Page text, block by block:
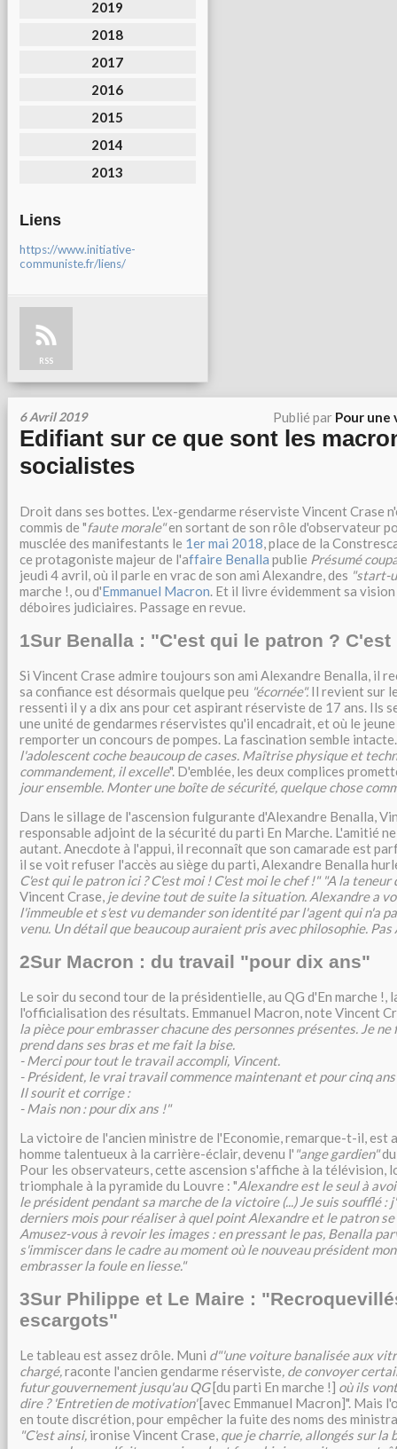
2019
2018
2017
2016
2015
2014
2013
Liens
https://www.initiative-
communiste.fr/liens/
RSS
6 Avril 2019 Publié par Pour une
Edifiant sur ce que sont les
socialistes
Droit dans ses bottes. L'ex-gendarme réserviste Vincent Crase
commis de "faute morale"en sortant de son rôle d'observateur
musclée des manifestants le 1er mai 2018, place de la
ce protagoniste majeur de l'affaire Benalla publie Présumé
jeudi 4 avril, où il parle en vrac de son ami Alexandre, des "start-
marche !, ou d'Emmanuel Macron. Et il livre évidemment sa
déboires judiciaires. Passage en revue.
1Sur Benalla : "C'est qui le patron ? C'est
Si Vincent Crase admire toujours son ami Alexandre Benalla, il
sa confiance est désormais quelque peu "écornée".Il revient sur
ressenti il y a dix ans pour cet aspirant réserviste de 17 ans. Ils
une unité de gendarmes réservistes qu'il encadrait, et où le
remporter un concours de pompes. La fascination semble intacte.
l'adolescent coche beaucoup de cases. Maîtrise physique et
commandement, il excelle". D'emblée, les deux complices
jour ensemble. Monter une boîte de sécurité, quelque chose
Dans le sillage de l'ascension fulgurante d'Alexandre Benalla,
responsable adjoint de la sécurité du parti En Marche. L'amitié
autant. Anecdote à l'appui, il reconnaît que son camarade est
il se voit refuser l'accès au siège du parti, Alexandre Benalla
C'est qui le patron ici ? C'est moi ! C'est moi le chef !" "A la teneur
Vincent Crase, je devine tout de suite la situation. Alexandre a
l'immeuble et s'est vu demander son identité par l'agent qui n'a
venu. Un détail que beaucoup auraient pris avec philosophie.
2Sur Macron : du travail "pour dix ans"
Le soir du second tour de la présidentielle, au QG d'En marche !,
l'officialisation des résultats. Emmanuel Macron, note Vincent
la pièce pour embrasser chacune des personnes présentes. Je
prend dans ses bras et me fait la bise.
- Merci pour tout le travail accompli, Vincent.
- Président, le vrai travail commence maintenant et pour cinq
Il sourit et corrige :
- Mais non : pour dix ans !"
La victoire de l'ancien ministre de l'Economie, remarque-t-il, est
homme talentueux à la carrière-éclair, devenu l' "ange gardien"du
Pour les observateurs, cette ascension s'affiche à la télévision,
triomphale à la pyramide du Louvre : "Alexandre est le seul à
le président pendant sa marche de la victoire (...) Je suis soufflé :
derniers mois pour réaliser à quel point Alexandre et le patron se
Amusez-vous à revoir les images : en pressant le pas, Benalla
s'immiscer dans le cadre au moment où le nouveau président
embrasser la foule en liesse."
3Sur Philippe et Le Maire :
escargots"
Le tableau est assez drôle. Muni d"'une voiture banalisée aux
chargé, raconte l'ancien gendarme réserviste , de convoyer
futur gouvernement jusqu'au QG[du parti En marche !] où ils
dire ? 'Entretien de motivation'[avec Emmanuel Macron]". Mais
en toute discrétion, pour empêcher la fuite des noms des
"C'est ainsi, ironise Vincent Crase, que je charrie, allongés sur la